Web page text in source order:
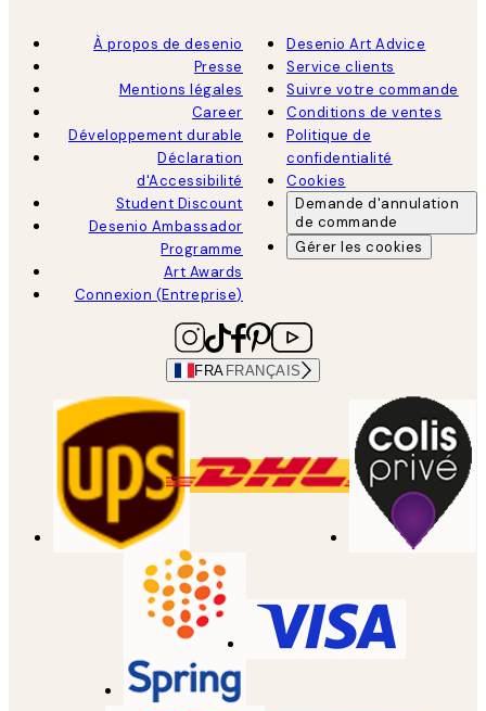
À propos de desenio
Presse
Mentions légales
Career
Développement durable
Déclaration
d'Accessibilité
Student Discount
Desenio Ambassador
Programme
Art Awards
Connexion (Entreprise)
Desenio Art Advice
Service clients
Suivre votre commande
Conditions de ventes
Politique de
confidentialité
Cookies
Demande d'annulation
de commande
Gérer les cookies
FRA FRANÇAIS